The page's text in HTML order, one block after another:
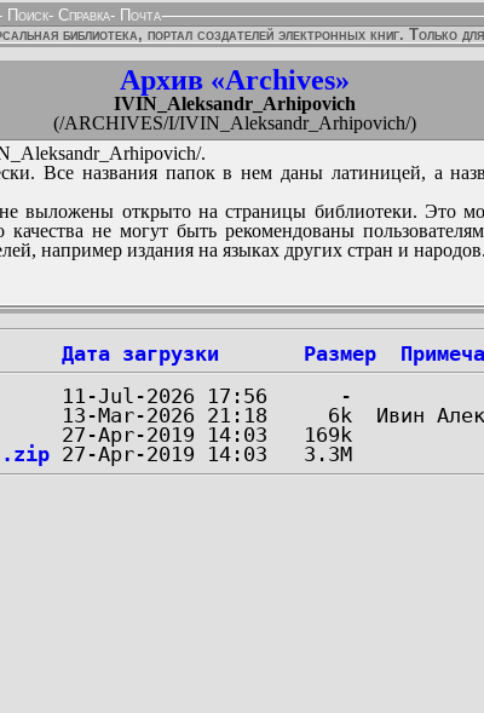
Поиск- Справка- Почта
библиотека, портал создателей электронных книг. Только
Архив «Archives»
IVIN_Aleksandr_Arhipovich
(/ARCHIVES/I/IVIN_Aleksandr_Arhipovich/)
.
Все названия папок в нем даны латиницей, а
выложены открыто на страницы библиотеки. Это
не могут быть рекомендованы
например издания на языках других стран и народов.
Дата загрузки Размер